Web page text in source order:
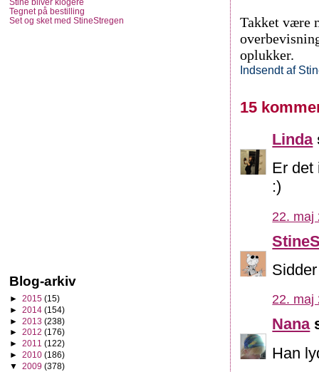
Takket være
oplukker.
Indsendt af
15
Linda
Er det
:)
22. maj
22. maj
Nana
Han
Tegnet på bestilling
Set og sket med StineStregen
Blog-arkiv
► 2015 (15)
► 2014 (154)
► 2013 (238)
► 2012 (176)
► 2011 (122)
► 2010 (186)
▼ 2009 (378)